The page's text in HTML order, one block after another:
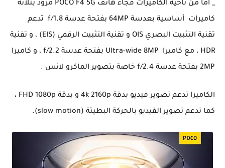
_ اما من ناحية الكاميرات فجاء هاتف POCO F4 5G مزود بثلاتة
كاميرات أساسية بعدسة 64MP بفتحة عدسة f/1.8 تدعم
تقنية التثبيت البصري OIS و تقنية التثبيت الرقمي (EIS) ، و تقنية
HDR ، مع كاميرا Ultra-wide 8MP بفتحة عدسة f/2.2 ، و كاميرا
2MP بفتحة عدسة f/2.4 خاصة بتصوير الماكرو لانس .
الكاميرا تدعم تصوير فيديو بدقة 4k 2160p و بدقة FHD 1080p ،
كما تدعم تصوير الفيديو بالحركة البطيئة (slow motion).